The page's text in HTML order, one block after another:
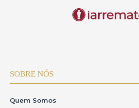
SOBRE NÓS
Quem Somos